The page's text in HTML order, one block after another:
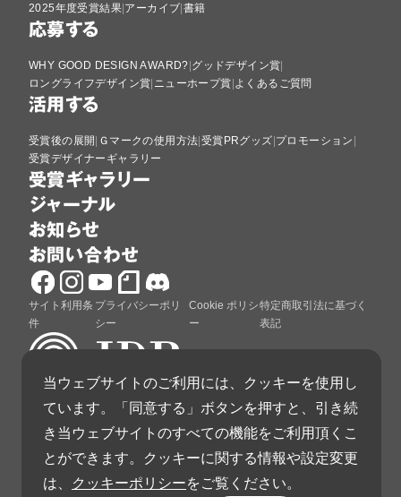
2025年度受賞結果 アーカイブ 書籍
応募する
WHY GOOD DESIGN AWARD? グッドデザイン賞
ロングライフデザイン賞 ニューホープ賞 よくあるご質問
活用する
受賞後の展開 Ｇマークの使用方法 受賞PRグッズ プロモーション
受賞デザイナーギャラリー
受賞ギャラリー
ジャーナル
お知らせ
お問い合わせ
サイト利用条
件
プライバシーポリ
シー
Cookie ポリシ
ー
特定商取引法に基づく
表記
グッドデザイン賞は、公益財団法人日本デザイン振興
会が運営しています。
当ウェブサイトのご利用には、クッキーを使用し
ています。「同意する」ボタンを押すと、引き続
き当ウェブサイトのすべての機能をご利用頂くこ
とができます。クッキーに関する情報や設定変更
は、
クッキーポリシーをご覧ください。